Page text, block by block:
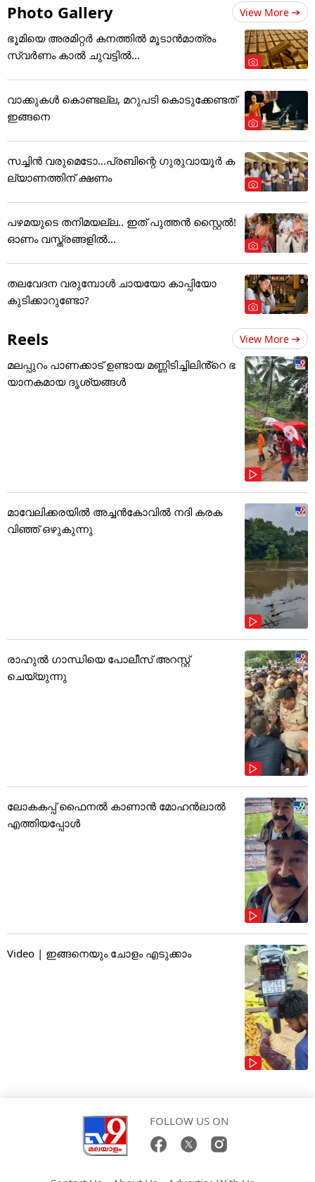
Photo Gallery View More
ഭൂമിയെ അരമിറ്റർ കനത്തിൽ മൂടാൻമാത്രം
സ്വർണം കാൽ ചുവട്ടിൽ...
വാക്കുകൾ കൊണ്ടല്ല, മറുപടി കൊടുക്കേണ്ടത്
ഇങ്ങനെ
സച്ചിന്‍ വരുമെടോ...പ്രബിന്റെ ഗുരുവായൂര്‍ ക
ല്യാണത്തിന് ക്ഷണം
പഴമയുടെ തനിമയല്ല.. ഇത് പുത്തൻ സ്റ്റൈൽ!
ഓണം വസ്ത്രങ്ങളിൽ...
തലവേദന വരുമ്പോൾ ചായയോ കാപ്പിയോ
കുടിക്കാറുണ്ടോ?
Reels View More
മലപ്പുറം പാണക്കാട് ഉണ്ടായ മണ്ണിടിച്ചിലിൻ്റെ ഭ
യാനകമായ ദൃശ്യങ്ങൾ
മാവേലിക്കരയിൽ അച്ചൻകോവിൽ നദി കരക
വിഞ്ഞ് ഒഴുകുന്നു
രാഹുൽ ഗാന്ധിയെ പോലീസ് അറസ്റ്റ്
ചെയ്യുന്നു
ലോകകപ്പ് ഫൈനൽ കാണാൻ മോഹൻലാൽ
എത്തിയപ്പോൾ
Video | ഇങ്ങനെയും ചോളം എടുക്കാം
FOLLOW US ON